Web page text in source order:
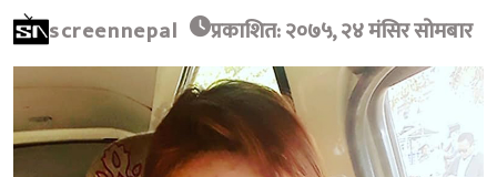
screennepal प्रकाशित: २०७५, २४ मंसिर सोमबार